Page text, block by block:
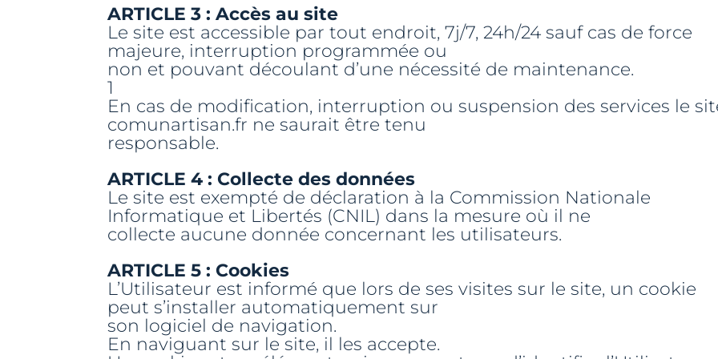
ARTICLE 3 : Accès au site
Le site est accessible par tout endroit, 7j/7, 24h/24 sauf cas de force
majeure, interruption programmée ou
non et pouvant découlant d’une nécessité de maintenance.
1
En cas de modification, interruption ou suspension des services le
comunartisan.fr ne saurait être tenu
responsable.
ARTICLE 4 : Collecte des données
Le site est exempté de déclaration à la Commission Nationale
Informatique et Libertés (CNIL) dans la mesure où il ne
collecte aucune donnée concernant les utilisateurs.
ARTICLE 5 : Cookies
L’Utilisateur est informé que lors de ses visites sur le site, un cookie
peut s’installer automatiquement sur
son logiciel de navigation.
En naviguant sur le site, il les accepte.